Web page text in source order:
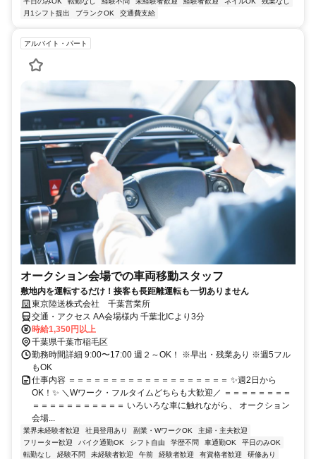
月1シフト提出
ブランクOK 交通費支給
アルバイト・パート
オークション会場での車両移動スタッフ
敷地内を運転するだけ！接客も長距離運転も一切ありません
東京陸送株式会社 千葉営業所
交通・アクセス AA会場様内 千葉北ICより3分
時給1,350円以上
千葉県千葉市稲毛区
勤務時間詳細 9:00〜17:00 週２～OK！ ※早出・残業あり ※週5フル
もOK
仕事内容 ＝＝＝＝＝＝＝＝＝＝＝＝＝＝＝＝＝＝＝ ✨週2日から
OK！✨ ＼Wワーク・フルタイムどちらも大歓迎／ ＝＝＝＝＝＝＝＝
＝＝＝＝＝＝＝＝＝＝＝ いろいろな車に触れながら、 オークション
会場...
業界未経験者歓迎 社員登用あり 副業・WワークOK
主婦・主夫歓迎
フリーター歓迎
バイク通勤OK シフト自由 学歴不問 車通勤OK
平日のみOK
転勤なし
経験不問 未経験者歓迎 午前 経験者歓迎 有資格者歓迎
研修あり